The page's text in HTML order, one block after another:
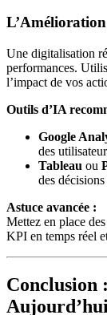
Une digitalisation
performances.
l’impact de vos
Outils d’IA
Google
des
Tableau ou
des
Astuce avancée :
Mettez en place
KPI en temps réel
Conclusion
Aujourd’hui